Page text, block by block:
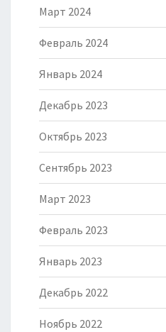
Март 2024
Февраль 2024
Январь 2024
Декабрь 2023
Октябрь 2023
Сентябрь 2023
Март 2023
Февраль 2023
Январь 2023
Декабрь 2022
Ноябрь 2022